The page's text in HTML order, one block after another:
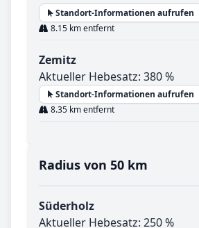
Standort-Informationen aufrufen
8.15 km entfernt
Zemitz
Aktueller Hebesatz: 380 %
Standort-Informationen aufrufen
8.35 km entfernt
Radius von 50 km
Süderholz
Aktueller Hebesatz: 250 %